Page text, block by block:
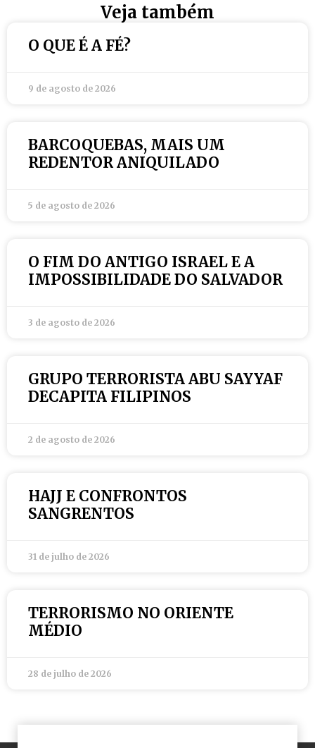
Veja também
O QUE É A FÉ?
9 de agosto de 2026
BARCOQUEBAS, MAIS UM
REDENTOR ANIQUILADO
5 de agosto de 2026
O FIM DO ANTIGO ISRAEL E A
IMPOSSIBILIDADE DO SALVADOR
3 de agosto de 2026
GRUPO TERRORISTA ABU SAYYAF
DECAPITA FILIPINOS
2 de agosto de 2026
HAJJ E CONFRONTOS
SANGRENTOS
31 de julho de 2026
TERRORISMO NO ORIENTE
MÉDIO
28 de julho de 2026